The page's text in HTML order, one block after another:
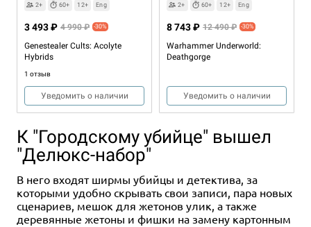
2+ 60+ 12+ Eng
Genestealer Cults: Acolyte
Hybrids
1 отзыв
3 493 ₽ 4 990 ₽ -30%
Уведомить о наличии
2+ 60+ 12+ Eng
Warhammer Underworld:
Deathgorge
8 743 ₽ 12 490 ₽ -30%
Уведомить о наличии
К "Городскому убийце" вышел
"Делюкс-набор"
В него входят ширмы убийцы и детектива, за
которыми удобно скрывать свои записи, пара новых
сценариев, мешок для жетонов улик, а также
деревянные жетоны и фишки на замену картонным